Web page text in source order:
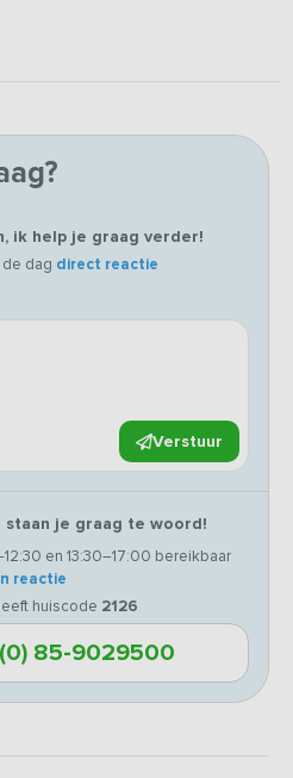
ik help je graag verder!
de dag direct reactie
Verstuur
staan je graag te woord!
en 13:30–17:00 bereikbaar
reactie
huiscode 2126
85-9029500